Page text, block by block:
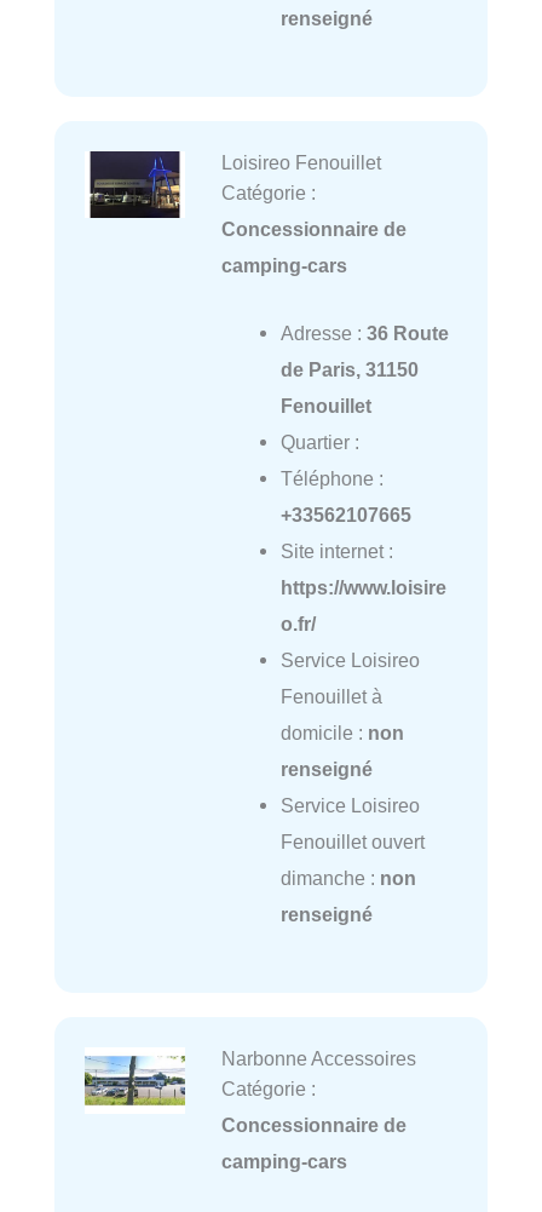
renseigné
Loisireo Fenouillet
Catégorie :
Concessionnaire de
camping-cars
Adresse : 36 Route
de Paris, 31150
Fenouillet
Quartier :
Téléphone :
+33562107665
Site internet :
https://www.loisire
o.fr/
Service Loisireo
Fenouillet à
domicile : non
renseigné
Service Loisireo
Fenouillet ouvert
dimanche : non
renseigné
Narbonne Accessoires
Catégorie :
Concessionnaire de
camping-cars